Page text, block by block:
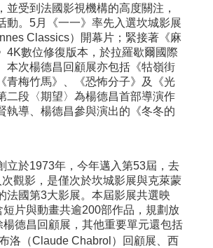
並受到法國影視機構的高度關注，
動。5月《一一》率先入選坎城影展
Classics）開幕片；緊接著《麻
4K數位修復版本，於拉羅歇爾國際
本次楊德昌回顧展亦包括《牯嶺街
青梅竹馬》、《恐怖分子》及《光
二段〈期望〉為楊德昌首部導演作
執導、楊德昌參與演出的《冬冬的
立於1973年，今年邁入第53屆，去
觀影，是僅次於坎城影展與克萊蒙
法國第3大影展。本屆影展共選映
片與動畫共逾200部作品，規劃放
德昌回顧展，其他重要單元還包括
洛（Claude Chabrol）回顧展、西